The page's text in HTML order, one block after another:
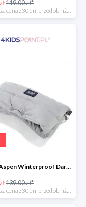
119.00 zł*
Mufka Aspen Winterproof Dark Grey La Millou -15%
139.00 zł*
*najniższa cena z 30 dni przed obniżką